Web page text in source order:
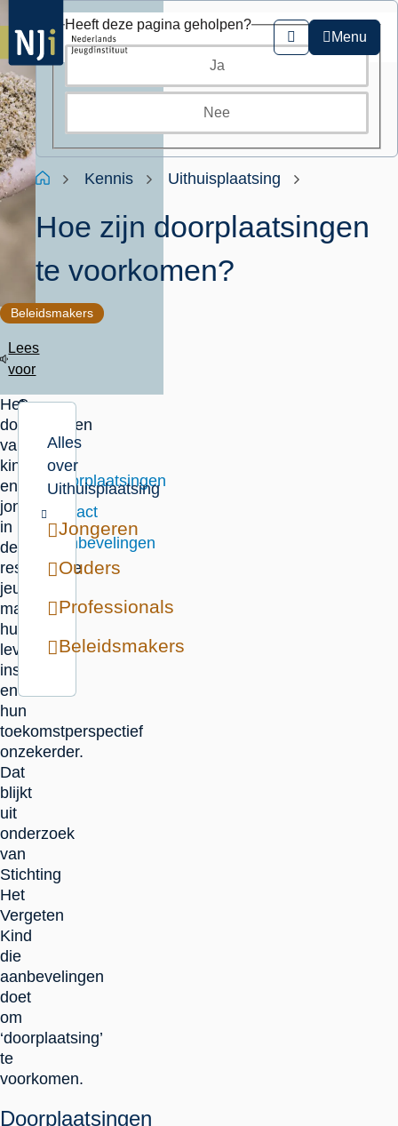
Overslaan
en
naar
de
inhoud
gaan
Zoeken
Menu
Kruimelpad
HomeKennis Uithuisplaatsing
Hoe zijn doorplaatsingen
te voorkomen?
Beleidsmakers
Lees
voor
Het
doorplaatsen
van
kinderen
en
jongeren
in
de
residentiële
jeugdzorg
maakt
hun
leven
instabieler
en
hun
toekomstperspectief
onzekerder.
Dat
blijkt
uit
onderzoek
van
Stichting
Het
Vergeten
Kind
die
aanbevelingen
doet
om
‘doorplaatsing’
te
voorkomen.
Op
pagina
Doorplaatsingen
Impact
Aanbevelingen
Alles
over
Uithuisplaatsing
Jongeren
Ouders
Professionals
Beleidsmakers
Doorplaatsingen
Heeft deze pagina geholpen?
Ja
Nee